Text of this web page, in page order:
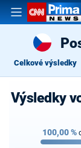
Celkové výsledky
Výsledky
100,00%